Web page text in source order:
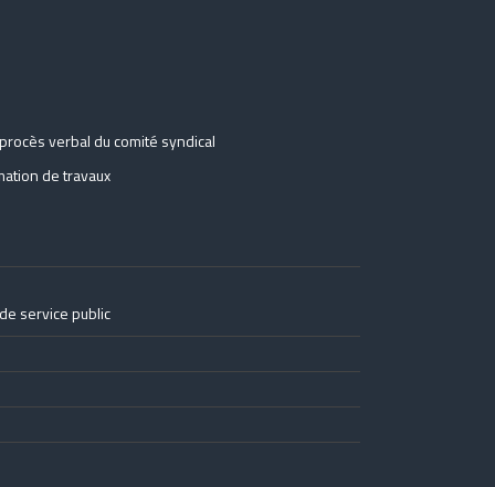
verbal du comité syndical
de travaux
service public